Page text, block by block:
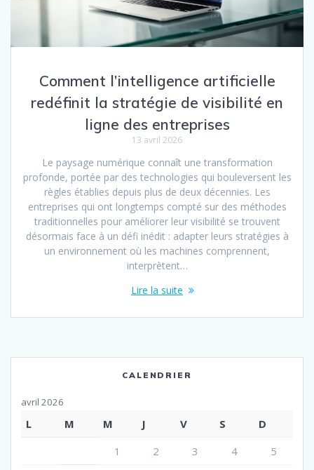
Comment l’intelligence artificielle
redéfinit la stratégie de visibilité en
ligne des entreprises
13 avril 2026
Le paysage numérique connaît une transformation
profonde, portée par des technologies qui bouleversent les
règles établies depuis plus de deux décennies. Les
entreprises qui ont longtemps compté sur des méthodes
traditionnelles pour améliorer leur visibilité se trouvent
désormais face à un défi inédit : adapter leurs stratégies à
un environnement où les machines comprennent,
interprètent…
Lire la suite
CALENDRIER
avril 2026
L M M J V S
D
1
2 3 4
5